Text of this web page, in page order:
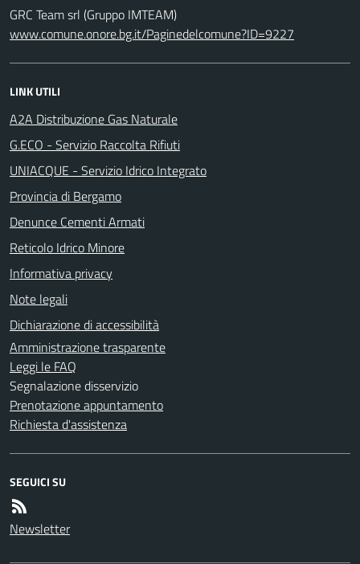
GRC Team srl (Gruppo IMTEAM)
www.comune.onore.bg.it/Paginedelcomune?ID=9227
LINK UTILI
A2A Distribuzione Gas Naturale
G.ECO - Servizio Raccolta Rifiuti
UNIACQUE - Servizio Idrico Integrato
Provincia di Bergamo
Denunce Cementi Armati
Reticolo Idrico Minore
Informativa privacy
Note legali
Dichiarazione di accessibilità
Amministrazione trasparente
Leggi le FAQ
Segnalazione disservizio
Prenotazione appuntamento
Richiesta d'assistenza
SEGUICI SU
Newsletter